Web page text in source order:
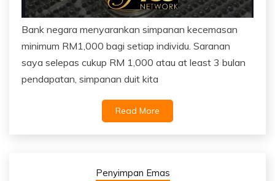
Bank negara menyarankan simpanan kecemasan
minimum RM1,000 bagi setiap individu. Saranan
saya selepas cukup RM 1,000 atau at least 3 bulan
pendapatan, simpanan duit kita
Read More
Penyimpan Emas